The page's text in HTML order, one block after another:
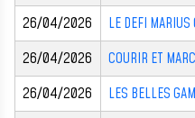
26/04/2026
LE DEFI MARIUS
26/04/2026
COURIR ET
26/04/2026
LES BELLES